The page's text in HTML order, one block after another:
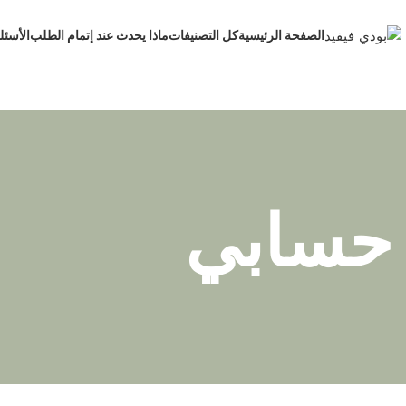
الصفحة الرئيسيةكل التصنيفاتماذا يحدث عند إتمام الطلب
حسابي